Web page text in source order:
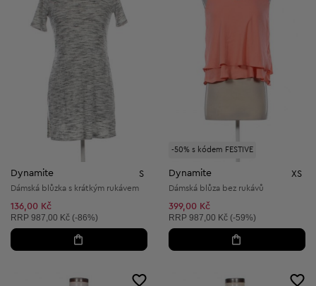
Dynamite S
Dámská blůzka s krátkým rukávem
136,00 Kč
Doporučená cena:
RRP 987,00 Kč (-86%)
-50% s kódem FESTIVE
Dynamite XS
Dámská blůza bez rukávů
399,00 Kč
Doporučená cena:
RRP 987,00 Kč (-59%)